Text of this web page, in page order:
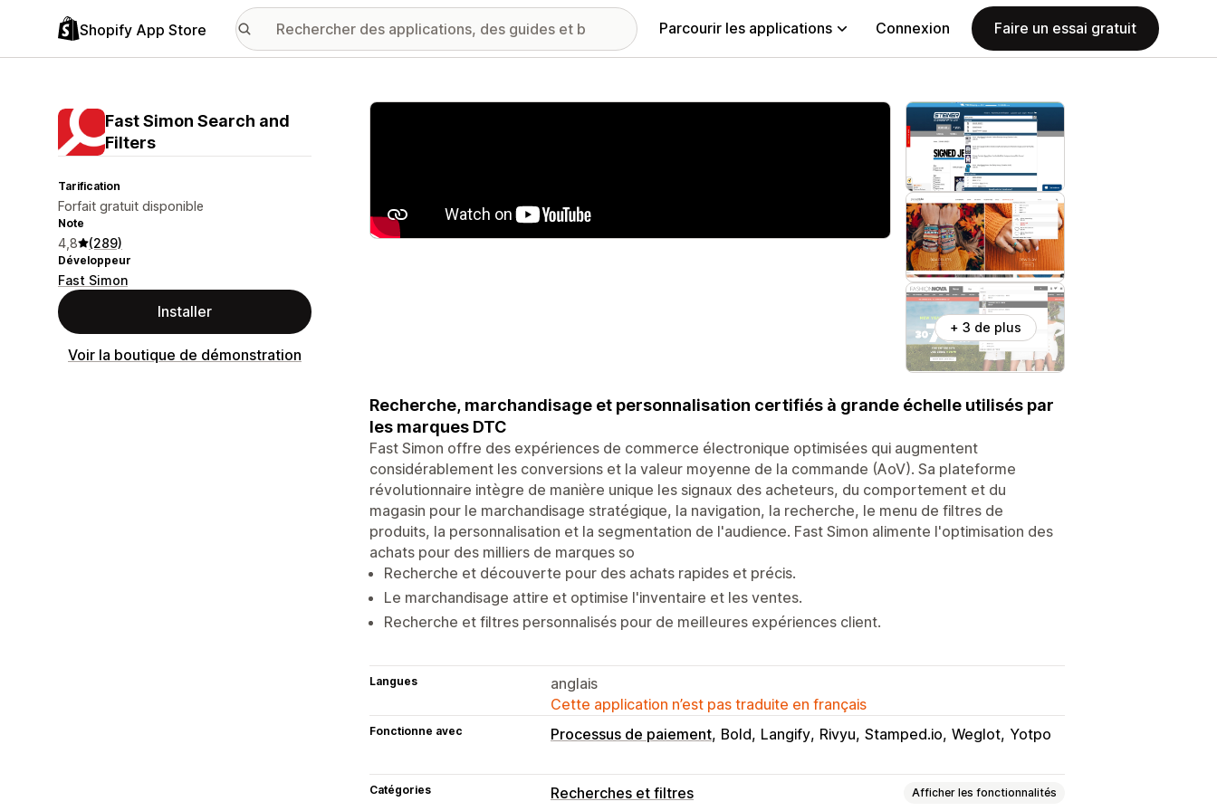
Shopify App Store Parcourir les applications Connexion Faire un essai gratuit
Fast Simon Search and
Filters
Tarification
Forfait gratuit disponible
Note
4,8 (289)
Développeur
Fast Simon
Installer
Voir la boutique de démonstration
Galerie d’images vedette
+ 3 de plus
Recherche, marchandisage et personnalisation certifiés à grande échelle utilisés par
les marques DTC
Fast Simon offre des expériences de commerce électronique optimisées qui augmentent
considérablement les conversions et la valeur moyenne de la commande (AoV). Sa plateforme
révolutionnaire intègre de manière unique les signaux des acheteurs, du comportement et du
magasin pour le marchandisage stratégique, la navigation, la recherche, le menu de filtres de
produits, la personnalisation et la segmentation de l'audience. Fast Simon alimente l'optimisation des
achats pour des milliers de marques so
Recherche et découverte pour des achats rapides et précis.
Le marchandisage attire et optimise l'inventaire et les ventes.
Recherche et filtres personnalisés pour de meilleures expériences client.
Langues
anglais
Cette application n’est pas traduite en français
Fonctionne avec Processus de paiement Bold Langify Rivyu Stamped.io Weglot Yotpo
Catégories Recherches et filtres Afficher les fonctionnalités